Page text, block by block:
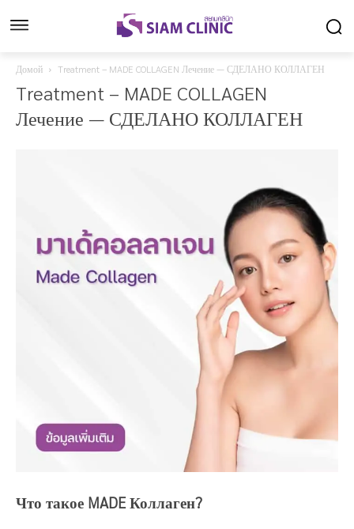
Домой Treatment – MADE COLLAGEN Лечение — СДЕЛАНО КОЛЛАГЕН
Treatment – MADE COLLAGEN
Лечение — СДЕЛАНО КОЛЛАГЕН
Что такое MADE Коллаген?